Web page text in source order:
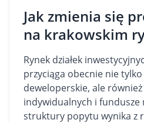
Jak zmienia się
na krakowskim
Rynek działek
przyciąga obecnie nie
deweloperskie, ale
indywidualnych i fundusze
struktury popytu wynika z